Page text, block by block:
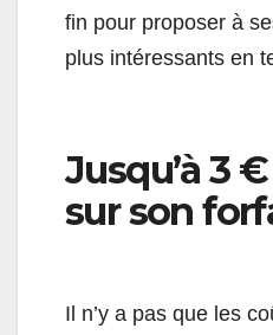
fin pour proposer à
plus intéressants en
Jusqu’à 3
sur son
Il n’y a pas que les